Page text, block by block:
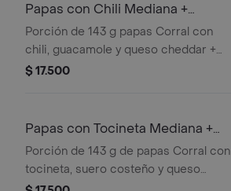
Papas con Chili Mediana +
bebida
Porción de 143 g papas Corral con
chili, guacamole y queso cheddar +
bebida
$ 17.500
Papas con Tocineta Mediana +
bebida
Porción de 143 g de papas Corral con
tocineta, suero costeño y queso
cheddar + bebida